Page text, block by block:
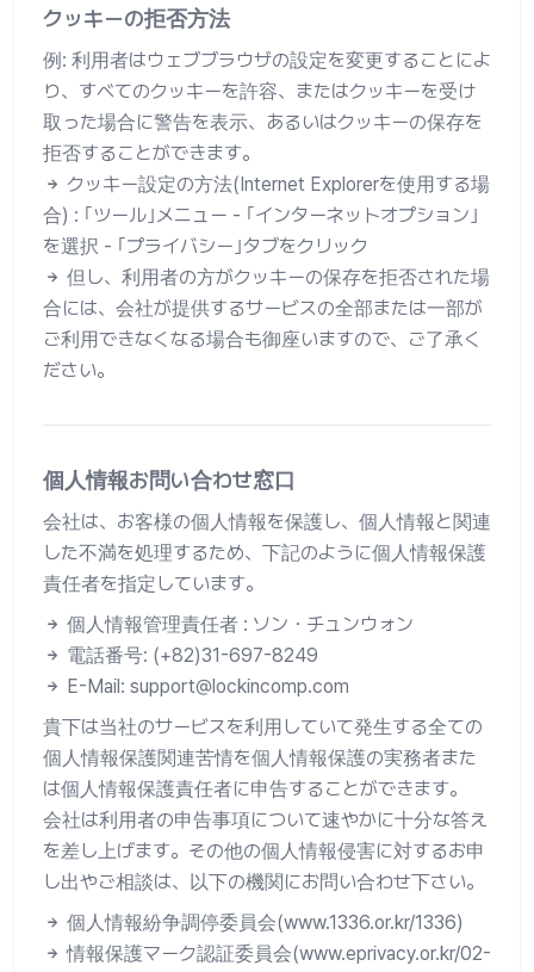
クッキーの拒否方法
例: 利用者はウェブブラウザの設定を変更することによ
り、すべてのクッキーを許容、またはクッキーを受け
取った場合に警告を表示、あるいはクッキーの保存を
拒否することができます。
クッキー設定の方法(Internet Explorerを使用する場
合) : ｢ツール｣メニュー - ｢インターネットオプション｣
を選択 - ｢プライバシー｣タブをクリック
但し、利用者の方がクッキーの保存を拒否された場
合には、会社が提供するサービスの全部または一部が
ご利用できなくなる場合も御座いますので、ご了承く
ださい。
個人情報お問い合わせ窓口
会社は、お客様の個人情報を保護し、個人情報と関連
した不満を処理するため、下記のように個人情報保護
責任者を指定しています。
個人情報管理責任者 : ソン・チュンウォン
電話番号: (+82)31-697-8249
E-Mail: support@lockincomp.com
貴下は当社のサービスを利用していて発生する全ての
個人情報保護関連苦情を個人情報保護の実務者また
は個人情報保護責任者に申告することができます。
会社は利用者の申告事項について速やかに十分な答え
を差し上げます。その他の個人情報侵害に対するお申
し出やご相談は、以下の機関にお問い合わせ下さい。
個人情報紛争調停委員会(www.1336.or.kr/1336)
情報保護マーク認証委員会(www.eprivacy.or.kr/02-